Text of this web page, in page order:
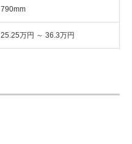
790mm
25.25万円 ～ 36.3万円